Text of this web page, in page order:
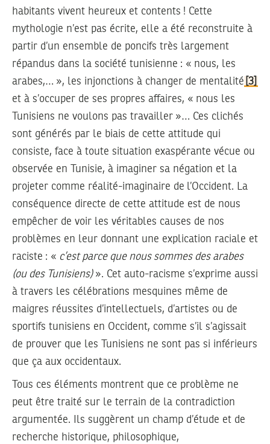
habitants vivent heureux et contents ! Cette
mythologie n’est pas écrite, elle a été reconstruite à
partir d’un ensemble de poncifs très largement
répandus dans la société tunisienne : « nous, les
arabes,… », les injonctions à changer de mentalité [3]
et à s’occuper de ses propres affaires, « nous les
Tunisiens ne voulons pas travailler »… Ces clichés
sont générés par le biais de cette attitude qui
consiste, face à toute situation exaspérante vécue ou
observée en Tunisie, à imaginer sa négation et la
projeter comme réalité-imaginaire de l’Occident. La
conséquence directe de cette attitude est de nous
empêcher de voir les véritables causes de nos
problèmes en leur donnant une explication raciale et
raciste : « c’est parce que nous sommes des arabes
(ou des Tunisiens)». Cet auto-racisme s’exprime aussi
à travers les célébrations mesquines même de
maigres réussites d’intellectuels, d’artistes ou de
sportifs tunisiens en Occident, comme s’il s’agissait
de prouver que les Tunisiens ne sont pas si inférieurs
que ça aux occidentaux.
Tous ces éléments montrent que ce problème ne
peut être traité sur le terrain de la contradiction
argumentée. Ils suggèrent un champ d’étude et de
recherche historique, philosophique,